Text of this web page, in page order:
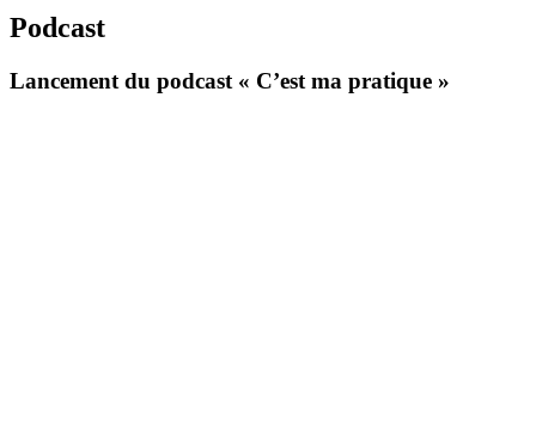
Podcast
Lancement du podcast « C’est ma pratique »